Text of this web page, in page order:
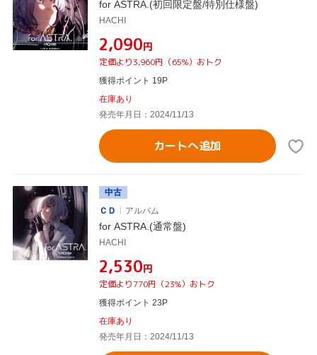
for ASTRA.(初回限定盤/特別仕様盤)
HACHI
¥2,090円
定価より3,960円（65%）おトク
獲得ポイント 19P
在庫あり
発売年月日：2024/11/13
カートへ追加
中古
ＣＤ
アルバム
for ASTRA.(通常盤)
HACHI
¥2,530円
定価より770円（23%）おトク
獲得ポイント 23P
在庫あり
発売年月日：2024/11/13